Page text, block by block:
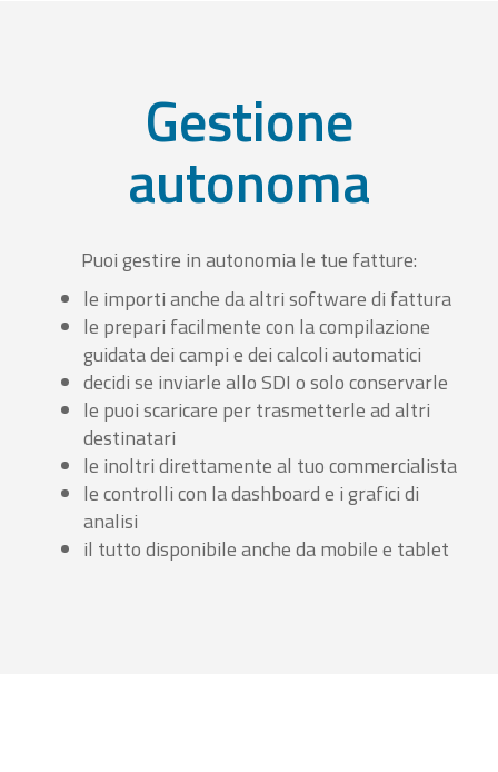
Gestione
autonoma
Puoi gestire in autonomia le tue fatture:
le importi anche da altri software di fattura
le prepari facilmente con la compilazione
guidata dei campi e dei calcoli automatici
decidi se inviarle allo SDI o solo conservarle
le puoi scaricare per trasmetterle ad altri
destinatari
le inoltri direttamente al tuo commercialista
le controlli con la dashboard e i grafici di
analisi
il tutto disponibile anche da mobile e tablet